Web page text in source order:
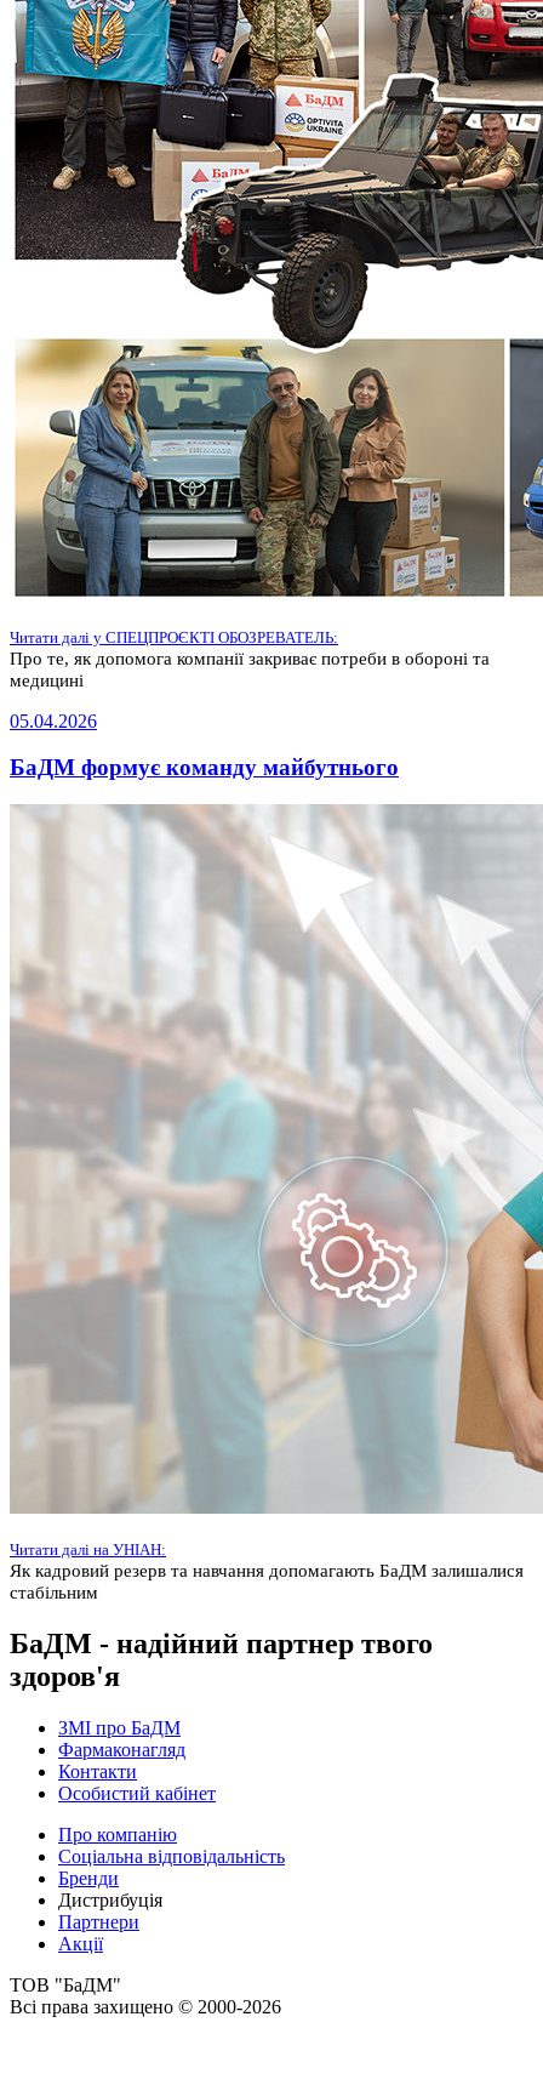
Читати далі у СПЕЦПРОЄКТІ ОБОЗРЕВАТЕЛЬ:
Про те, як допомога компанії закриває потреби в обороні та
медицині
05.04.2026
БаДМ формує команду майбутнього
Читати далі на УНІАН:
Як кадровий резерв та навчання допомагають БаДМ залишалися
стабільним
БаДМ - надійний партнер твого
здоров'я
ЗМІ про БаДМ
Фармаконагляд
Контакти
Особистий кабінет
Про компанію
Соціальна відповідальність
Бренди
Дистрибуція
Партнери
Акції
ТОВ "БаДМ"
Всі права захищено © 2000-2026